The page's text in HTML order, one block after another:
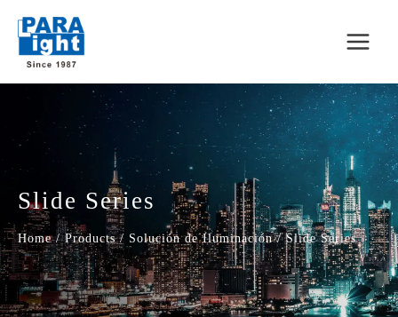
Slide Series
Home / Products / Solución de Iluminación / Slide Series